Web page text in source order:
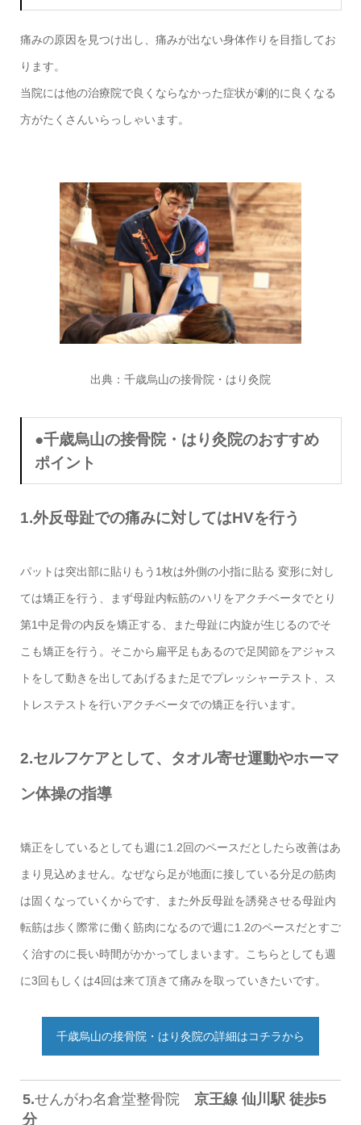
痛みの原因を見つけ出し、痛みが出ない身体作りを目指してお
ります。
当院には他の治療院で良くならなかった症状が劇的に良くなる
方がたくさんいらっしゃいます。
出典： 千歳烏山の接骨院・はり灸院
●千歳烏山の接骨院・はり灸院のおすすめ
ポイント
1.外反母趾での痛みに対してはHVを行う
パットは突出部に貼りもう1枚は外側の小指に貼る 変形に対し
ては矯正を行う、まず母趾内転筋のハリをアクチベータでとり
第1中足骨の内反を矯正する、また母趾に内旋が生じるのでそ
こも矯正を行う。そこから扁平足もあるので足関節をアジャス
トをして動きを出してあげるまた足でプレッシャーテスト、ス
トレステストを行いアクチベータでの矯正を行います。
2.セルフケアとして、タオル寄せ運動やホーマ
ン体操の指導
矯正をしているとしても週に1.2回のペースだとしたら改善はあ
まり見込めません。なぜなら足が地面に接している分足の筋肉
は固くなっていくからです、また外反母趾を誘発させる母趾内
転筋は歩く際常に働く筋肉になるので週に1.2のペースだとすご
く治すのに長い時間がかかってしまいます。こちらとしても週
に3回もしくは4回は来て頂きて痛みを取っていきたいです。
千歳烏山の接骨院・はり灸院の詳細はコチラから
5.せんがわ名倉堂整骨院京王線 仙川駅 徒歩5
分